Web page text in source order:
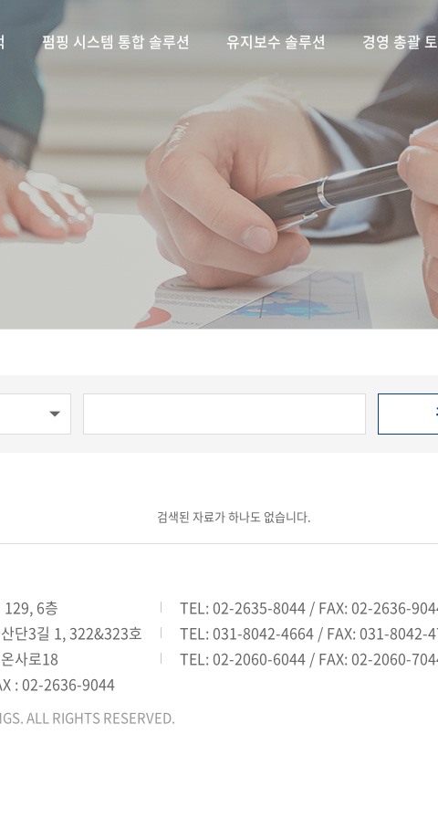
펌핑 시스템 통합 솔루션 유지보수 솔루션 경영 총괄
검색된 자료가 하나도 없습니다.
129, 6층
TEL: 02-2635-8044 / FAX: 02-2636-
단3길 1, 322&323호
TEL: 031-8042-4664 / FAX: 031-8042-
사로18
TEL: 02-2060-6044 / FAX: 02-2060-
: 02-2636-9044
ALL RIGHTS RESERVED.